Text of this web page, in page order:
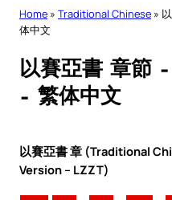
Home » Traditional Chinese »
体中文
以賽亞書 章節
– 繁体中文
以賽亞書 章 (Traditional
Version – LZZT)